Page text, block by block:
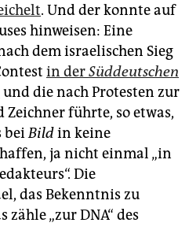
. Und der konnte auf
hinweisen: Eine
dem israelischen Sieg
in derSüddeutschen
und die nach Protesten zur
führte, so etwas,
beiBildin keine
ja nicht einmal „in
Die
das Bekenntnis zu
zähle „zur DNA“ des